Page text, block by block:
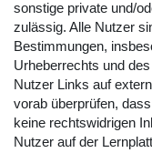
sonstige private und/
zulässig. Alle Nutzer
Bestimmungen,
Urheberrechts und
Nutzer Links auf
vorab überprüfen,
keine rechtswidrigen
Nutzer auf der